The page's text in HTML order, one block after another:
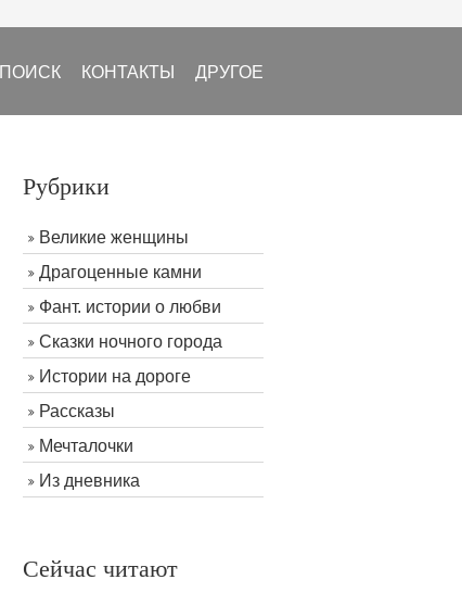
ПОИСК КОНТАКТЫ ДРУГОЕ
Рубрики
Великие женщины
Драгоценные камни
Фант. истории о любви
Сказки ночного города
Истории на дороге
Рассказы
Мечталочки
Из дневника
Сейчас читают